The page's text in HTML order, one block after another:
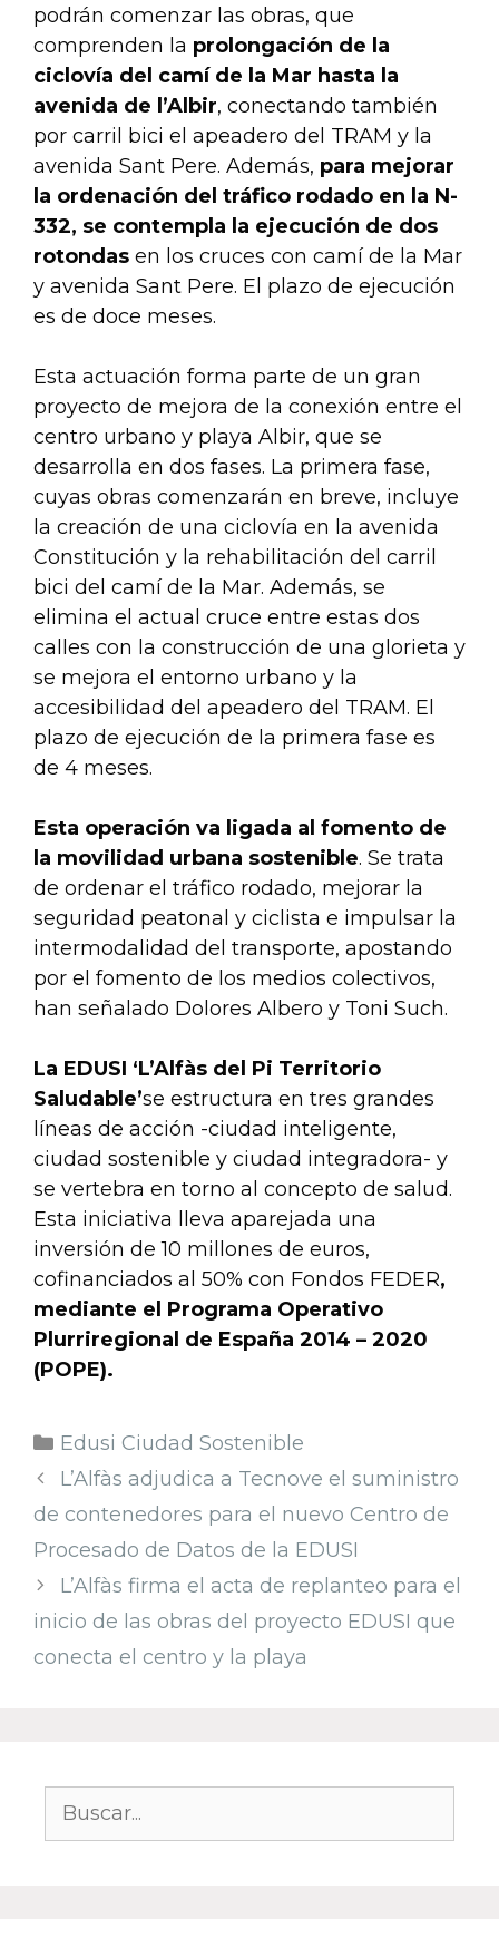
podrán comenzar las obras, que
comprenden la prolongación de la
ciclovía del camí de la Mar hasta la
avenida de l’Albir, conectando también
por carril bici el apeadero del TRAM y la
avenida Sant Pere. Además, para mejorar
la ordenación del tráfico rodado en la N-
332, se contempla la ejecución de dos
rotondas en los cruces con camí de la Mar
y avenida Sant Pere. El plazo de ejecución
es de doce meses.
Esta actuación forma parte de un gran
proyecto de mejora de la conexión entre el
centro urbano y playa Albir, que se
desarrolla en dos fases. La primera fase,
cuyas obras comenzarán en breve, incluye
la creación de una ciclovía en la avenida
Constitución y la rehabilitación del carril
bici del camí de la Mar. Además, se
elimina el actual cruce entre estas dos
calles con la construcción de una glorieta y
se mejora el entorno urbano y la
accesibilidad del apeadero del TRAM. El
plazo de ejecución de la primera fase es
de 4 meses.
Esta operación va ligada al fomento de
la movilidad urbana sostenible. Se trata
de ordenar el tráfico rodado, mejorar la
seguridad peatonal y ciclista e impulsar la
intermodalidad del transporte, apostando
por el fomento de los medios colectivos,
han señalado Dolores Albero y Toni Such.
La EDUSI ‘L’Alfàs del Pi Territorio
Saludable’se estructura en tres grandes
líneas de acción -ciudad inteligente,
ciudad sostenible y ciudad integradora- y
se vertebra en torno al concepto de salud.
Esta iniciativa lleva aparejada una
inversión de 10 millones de euros,
cofinanciados al 50% con Fondos FEDER,
mediante el Programa Operativo
Plurriregional de España 2014 – 2020
(POPE).
Categorías
Edusi Ciudad Sostenible
Navegación
de
L’Alfàs adjudica a Tecnove el suministro
de contenedores para el nuevo Centro de
Procesado de Datos de la EDUSI
L’Alfàs firma el acta de replanteo para el
inicio de las obras del proyecto EDUSI que
conecta el centro y la playa